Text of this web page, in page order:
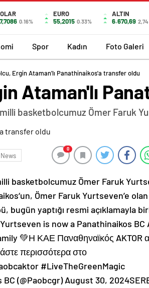
0.16%
EURO
55,2015 0.33%
ALTIN
6.670,69 2,74
Spor Kadın Foto Galeri
Ergin Ataman'lı Panathinaikos'a transfer oldu
Ataman'lı
milli basketbolcumuz Ömer Faruk
News
0
basketbolcumuz Ömer Faruk
Ömer Faruk Yurtseven’e
bugün yaptığı resmi açıklamayla
is now a Panathinaikos BC
💚Η ΚΑΕ Παναθηναϊκός AKTOR
περισσότερα στο
#LiveTheGreenMagic
(@Paobcgr) August 30,